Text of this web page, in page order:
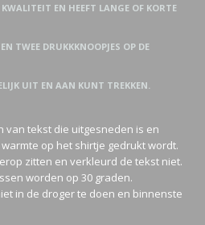
EN HEEFT LANGE OF KORTE
TWEE DRUKKKNOOPJES OP DE
UIT EN AAN KUNT TREKKEN.
van tekst die uitgesneden is en
op het shirtje gedrukt wordt.
zitten en verkleurd de tekst niet.
worden op 30 graden.
in de droger te doen en binnenste